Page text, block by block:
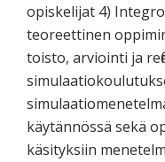
opiskelijat 4)
teoreettinen
toisto, arviointi ja
käytännössä sekä
käsityksiin